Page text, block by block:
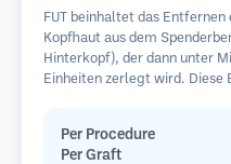
FUT beinhaltet das
Kopfhaut aus dem
Hinterkopf), der dann unter
Einheiten zerlegt wird. Diese
eine lineare Narbe.
Per Procedure
Per Graft